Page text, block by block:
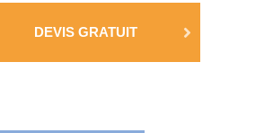
DEVIS GRATUIT